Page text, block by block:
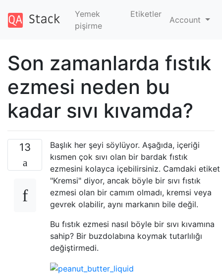
Yemek
pişirme
Etiketler
Account
Son zamanlarda fıstık
ezmesi neden bu
kadar sıvı kıvamda?
13
Başlık her şeyi söylüyor. Aşağıda, içeriği
kısmen çok sıvı olan bir bardak fıstık
ezmesini kolayca içebilirsiniz. Camdaki etiket
"Kremsi" diyor, ancak böyle bir sıvı fıstık
ezmesi olan bir camım olmadı, kremsi veya
gevrek olabilir, aynı markanın bile değil.
Bu fıstık ezmesi nasıl böyle bir sıvı kıvamına
sahip? Bir buzdolabına koymak tutarlılığı
değiştirmedi.